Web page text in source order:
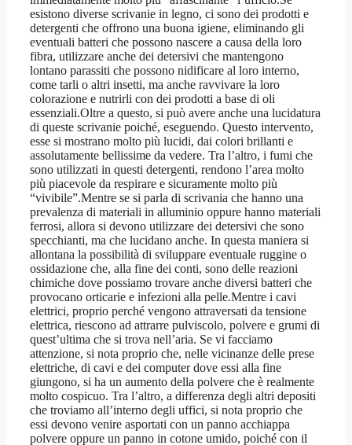
esistono diverse scrivanie in legno, ci sono dei prodotti e
detergenti che offrono una buona igiene, eliminando gli
eventuali batteri che possono nascere a causa della loro
fibra, utilizzare anche dei detersivi che mantengono
lontano parassiti che possono nidificare al loro interno,
come tarli o altri insetti, ma anche ravvivare la loro
colorazione e nutrirli con dei prodotti a base di oli
essenziali.Oltre a questo, si può avere anche una lucidatura
di queste scrivanie poiché, eseguendo. Questo intervento,
esse si mostrano molto più lucidi, dai colori brillanti e
assolutamente bellissime da vedere. Tra l’altro, i fumi che
sono utilizzati in questi detergenti, rendono l’area molto
più piacevole da respirare e sicuramente molto più
“vivibile”.Mentre se si parla di scrivania che hanno una
prevalenza di materiali in alluminio oppure hanno materiali
ferrosi, allora si devono utilizzare dei detersivi che sono
specchianti, ma che lucidano anche. In questa maniera si
allontana la possibilità di sviluppare eventuale ruggine o
ossidazione che, alla fine dei conti, sono delle reazioni
chimiche dove possiamo trovare anche diversi batteri che
provocano orticarie e infezioni alla pelle.Mentre i cavi
elettrici, proprio perché vengono attraversati da tensione
elettrica, riescono ad attrarre pulviscolo, polvere e grumi di
quest’ultima che si trova nell’aria. Se vi facciamo
attenzione, si nota proprio che, nelle vicinanze delle prese
elettriche, di cavi e dei computer dove essi alla fine
giungono, si ha un aumento della polvere che è realmente
molto cospicuo. Tra l’altro, a differenza degli altri depositi
che troviamo all’interno degli uffici, si nota proprio che
essi devono venire asportati con un panno acchiappa
polvere oppure un panno in cotone umido, poiché con il